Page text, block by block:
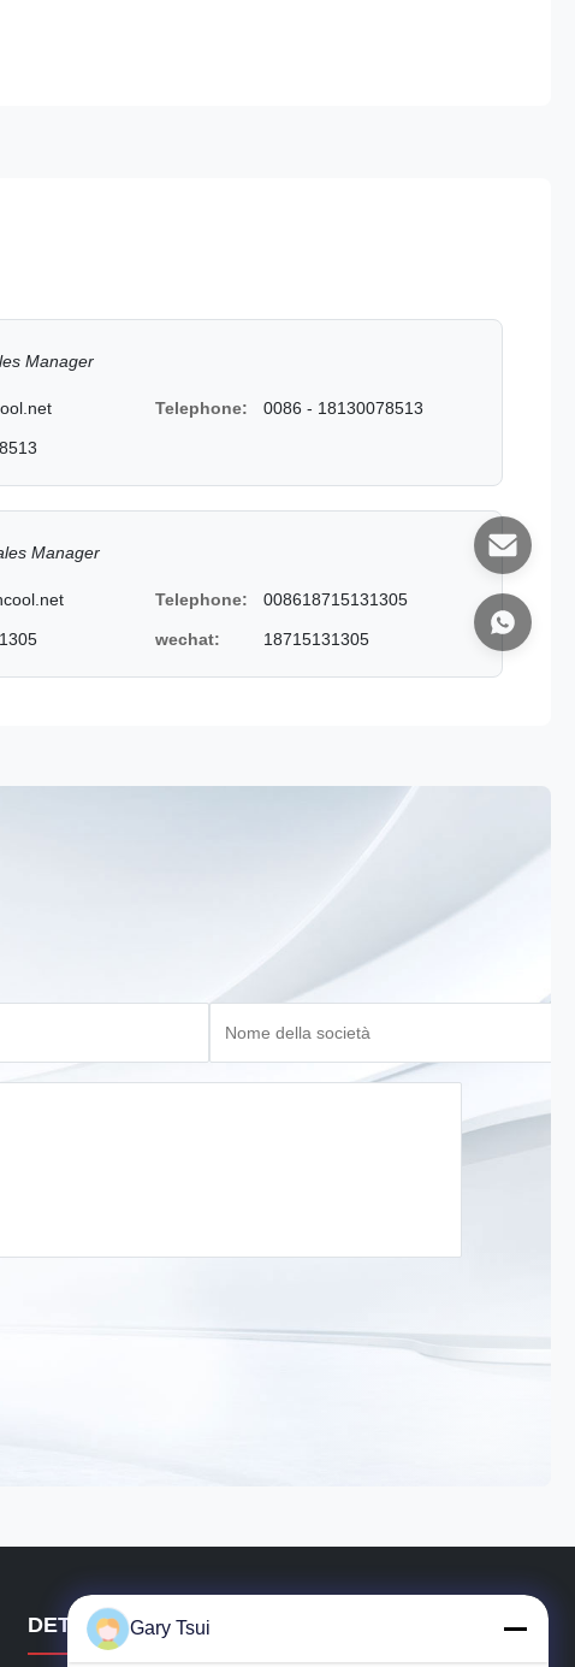
Manager
Telephone: 0086 - 18130078513
Manager
Telephone: 008618715131305
wechat: 18715131305
DETTAGLI DI CONTATTO
Gary Tsui